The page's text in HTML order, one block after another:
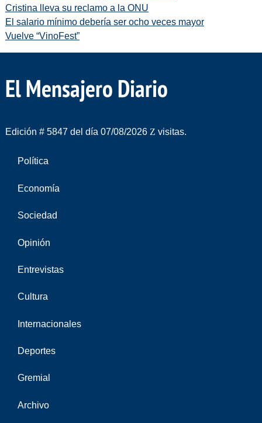
Cristina lleva su reclamo a la ONU
El salario mínimo debería ser ocho veces mayor
Vuelve “VinoFest”
El Mensajero Diario
Edición # 5847 del día 07/08/2026 visitas.
Política
Economía
Sociedad
Opinión
Entrevistas
Cultura
Internacionales
Deportes
Gremial
Archivo